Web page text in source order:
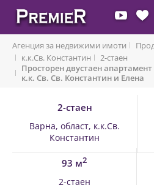
Агенция за недвижими имоти
к.к.Св. Константин
2-стаен
Просторен двустаен
к.к. Св. Св. Константин и Елена
Обратно към имоти
2-стаен
Варна, област, к.к.Св.
Константин
93 м2
2-стаен